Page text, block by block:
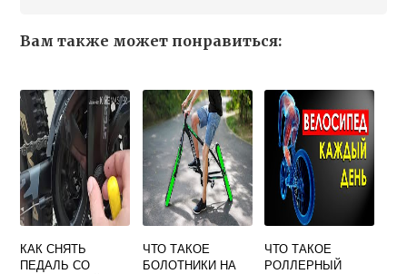
Вам также может понравиться:
КАК СНЯТЬ
ПЕДАЛЬ СО
ЧТО ТАКОЕ
БОЛОТНИКИ НА
ЧТО ТАКОЕ
РОЛЛЕРНЫЙ